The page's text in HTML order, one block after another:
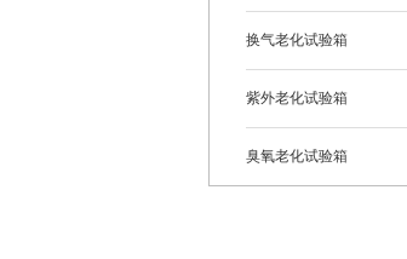
换气老化试验箱
紫外老化试验箱
臭氧老化试验箱